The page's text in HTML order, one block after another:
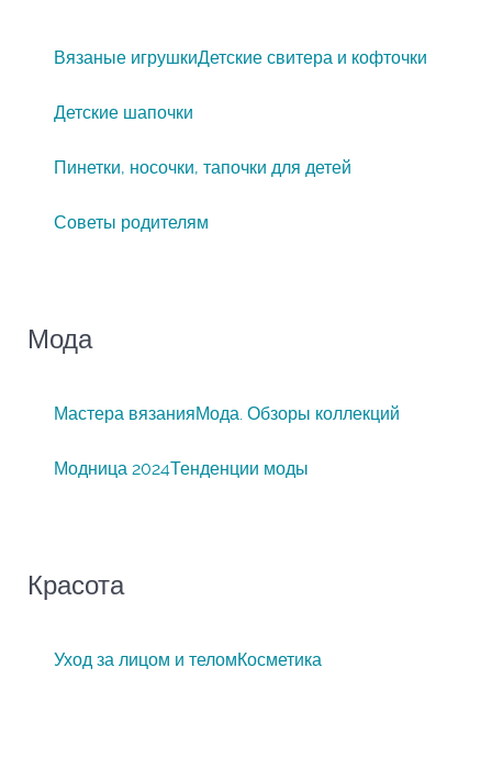
Вязаные игрушкиДетские свитера и кофточки
Детские шапочки
Пинетки, носочки, тапочки для детей
Советы родителям
Мода
Мастера вязанияМода. Обзоры коллекций
Модница 2024Тенденции моды
Красота
Уход за лицом и теломКосметика